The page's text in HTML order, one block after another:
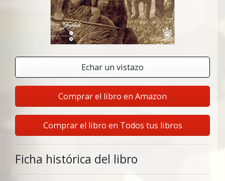
Echar un vistazo
Comprar el libro en Amazon
Comprar el libro en Todos tus libros
Ficha histórica del libro